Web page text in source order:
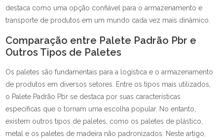
destaca como uma opção confiável para o armazenamento e
transporte de produtos em um mundo cada vez mais dinâmico.
Comparação entre Palete Padrão Pbr e
Outros Tipos de Paletes
Os paletes são fundamentais para a logística e o armazenamento
de produtos em diversos setores. Entre os tipos mais utilizados,
o Palete Padrão Pbr se destaca por suas características
específicas que o tornam uma escolha popular. No entanto,
existem outros tipos de paletes, como os paletes de plástico,
metal e os paletes de madeira não padronizados. Neste artigo,